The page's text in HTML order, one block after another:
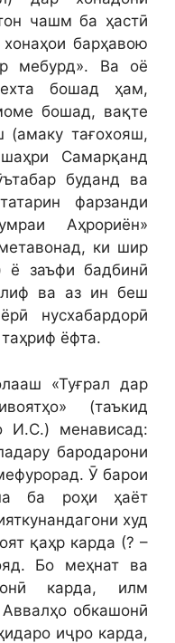
чашм ба ҳастӣ
барҳавою
мебурд». Ва оё
бошад ҳам,
бошад, вақте
(амаку тағохояш,
Самарқанд
буданд ва
фарзанди
Аҳрориён»
ки шир
ё заъфи бадбинӣ
ва аз ин беш
нусхабардорӣ
ёфта.
«Туғрал дар
(таъкид
И.С.) менависад:
бародарони
Ӯ барои
ба роҳи ҳаёт
худ
қаҳр карда (? –
Бо меҳнат ва
карда, илм
обкашонӣ
иҷро карда,